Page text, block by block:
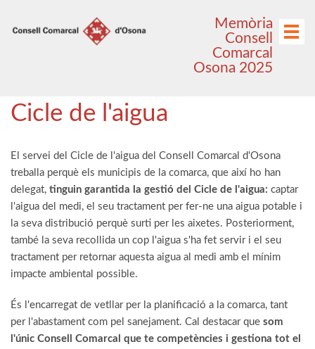
Menú
Memòria
Consell
Comarcal
Osona 2025
Cicle de l'aigua
El servei del Cicle de l'aigua del Consell Comarcal d'Osona
treballa perquè els municipis de la comarca, que així ho han
delegat, tinguin garantida la gestió del Cicle de l'aigua: captar
l'aigua del medi, el seu tractament per fer-ne una aigua potable i
la seva distribució perquè surti per les aixetes. Posteriorment,
també la seva recollida un cop l'aigua s'ha fet servir i el seu
tractament per retornar aquesta aigua al medi amb el mínim
impacte ambiental possible.
És l'encarregat de vetllar per la planificació a la comarca, tant
per l'abastament com pel sanejament. Cal destacar que som
l'únic Consell Comarcal que te competències i gestiona tot el